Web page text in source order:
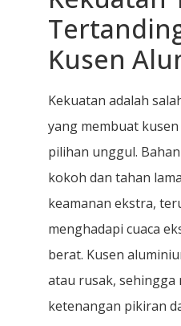
Kusen
Kekuatan adalah
yang membuat
pilihan unggul.
kokoh dan tahan
keamanan ekstra,
menghadapi cuaca
berat. Kusen
atau rusak, sehingga
ketenangan pikiran